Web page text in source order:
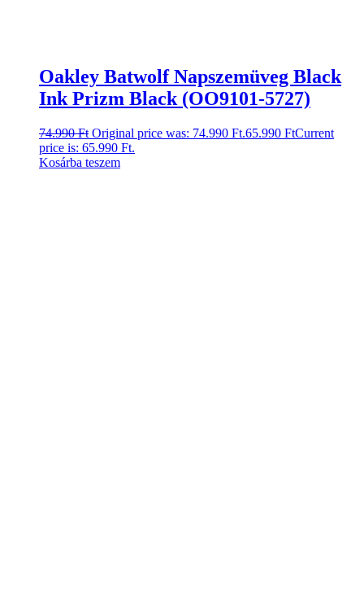
Oakley Batwolf Napszemüveg Black
Ink Prizm Black (OO9101-5727)
74.990Ft Original price was: 74.990 Ft.65.990 FtCurrent
price is: 65.990 Ft.
Kosárba teszem